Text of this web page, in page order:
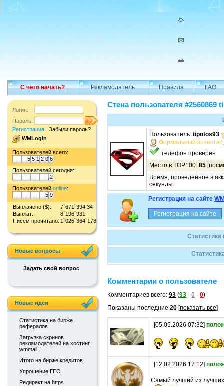
С чего начать? Рекламодатель Правила FAQ
Логин:
Пароль:
Регистрация
Забыли пароль?
WMLogin
Пользователей всего:
5 5 1 2 0 6
Пользователей сегодня:
2
Пользователей online:
5 9
Выплачено ($):
7`671`394,34
Выплат:
8`196`931
Писем прочитано: 1`025`364`178
Новые вопросы
Задать свой вопрос
Новые идеи
Статистика на бирже
рефералов
Загрузка скринов
рекламодателей на хостинг
wmmail
Итого на бирже кредитов
Упрощение ГЕО
Редирект на https
Стена пользователя #2560869
Пользователь: tipotos93
Формальный аттестат
телефон проверен
Место в TOP100: 85 [
Время, проведенное в
секунды
Регистрация на сайте
Комментарии о пользователе
Комментариев всего: 93 (93 - 0 - 0)
Показаны последние 20 [показать все]
[05.05.2026 07:32]
[12.02.2026 17:12]
Самый лучший из